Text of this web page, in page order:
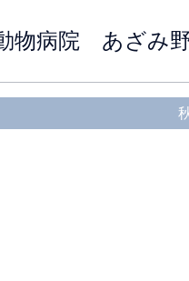
物病院 あざみ